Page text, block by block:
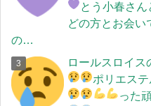
とう小春さん
どの方とお会い
の…
ロールスロイス
ポリエステ
った